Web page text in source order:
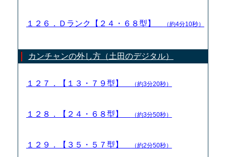
１２６．Ｄランク【２４・６８型】 （約4分10秒）
カンチャンの外し方（土田のデジタル）
１２７．【１３・７９型】 （約3分20秒）
１２８．【２４・６８型】 （約3分50秒）
１２９．【３５・５７型】 （約2分50秒）